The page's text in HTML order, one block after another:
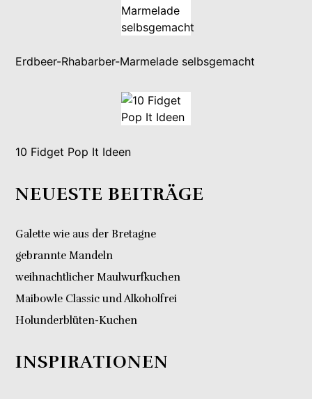
Erdbeer-Rhabarber-Marmelade selbsgemacht
10 Fidget Pop It Ideen
NEUESTE BEITRÄGE
Galette wie aus der Bretagne
gebrannte Mandeln
weihnachtlicher Maulwurfkuchen
Maibowle Classic und Alkoholfrei
Holunderblüten-Kuchen
INSPIRATIONEN